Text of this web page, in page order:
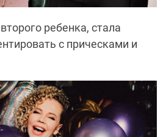
ребенка, стала
с прическами и